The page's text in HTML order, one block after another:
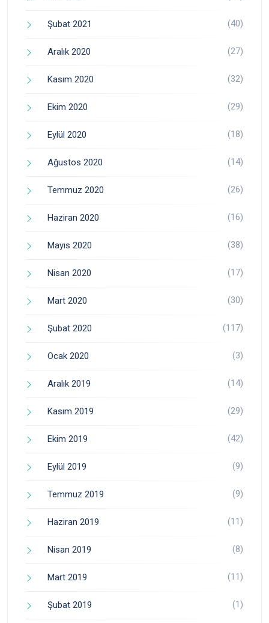
Şubat 2021 (40)
Aralık 2020 (27)
Kasım 2020 (32)
Ekim 2020 (29)
Eylül 2020 (18)
Ağustos 2020 (14)
Temmuz 2020 (26)
Haziran 2020 (16)
Mayıs 2020 (38)
Nisan 2020 (17)
Mart 2020 (30)
Şubat 2020 (117)
Ocak 2020 (3)
Aralık 2019 (14)
Kasım 2019 (29)
Ekim 2019 (42)
Eylül 2019 (9)
Temmuz 2019 (9)
Haziran 2019 (11)
Nisan 2019 (8)
Mart 2019 (11)
Şubat 2019 (1)